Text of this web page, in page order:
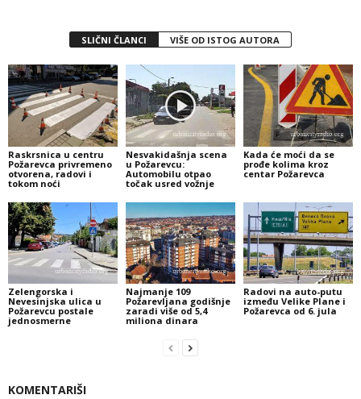
SLIČNI ČLANCI VIŠE OD ISTOG AUTORA
Raskrsnica u centru
Požarevca privremeno
otvorena, radovi i
tokom noći
Nesvakidašnja scena
u Požarevcu:
Automobilu otpao
točak usred vožnje
Kada će moći da se
prođe kolima kroz
centar Požarevca
Zelengorska i
Nevesinjska ulica u
Požarevcu postale
jednosmerne
Najmanje 109
Požarevljana godišnje
zaradi više od 5,4
miliona dinara
Radovi na auto-putu
između Velike Plane i
Požarevca od 6. jula
KOMENTARIŠI